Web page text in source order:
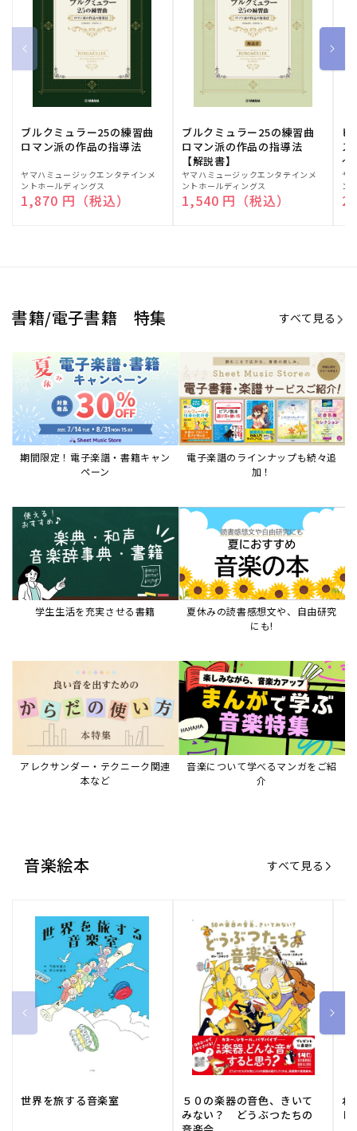
ブルクミュラー25の練習曲
ロマン派の作品の指導法
販
売
元:
ヤマハミュージックエンタテインメ
ントホールディングス
通常価格
1,870 円（税込）
ブルクミュラー25の練習曲
ロマン派の作品の指導法
【解説書】
販
売
元:
ヤマハミュージックエンタテインメ
ントホールディングス
通常価格
1,540 円（税込）
ピ
ス
～
販
売
元:
ヤ
ン
書籍/電子書籍 特集 すべて見る
期間限定！電子楽譜・書籍キャン
ペーン
電子楽譜のラインナップも続々追
加！
学生生活を充実させる書籍
夏休みの読書感想文や、自由研究
にも!
アレクサンダー・テクニーク関連
本など
音楽について学べるマンガをご紹
介
音楽絵本 すべて見る
世界を旅する音楽室
５０の楽器の音色、きいて
みない？ どうぶつたちの
ね